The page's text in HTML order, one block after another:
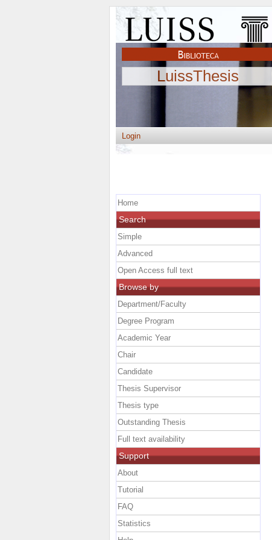
LuissThesis
Login
Home
Search
Simple
Advanced
Open Access full text
Browse by
Department/Faculty
Degree Program
Academic Year
Chair
Candidate
Thesis Supervisor
Thesis type
Outstanding Thesis
Full text availability
Support
About
Tutorial
FAQ
Statistics